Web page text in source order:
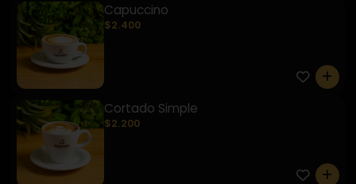
Capuccino
$2.400
0
Cortado Simple
$2.200
0